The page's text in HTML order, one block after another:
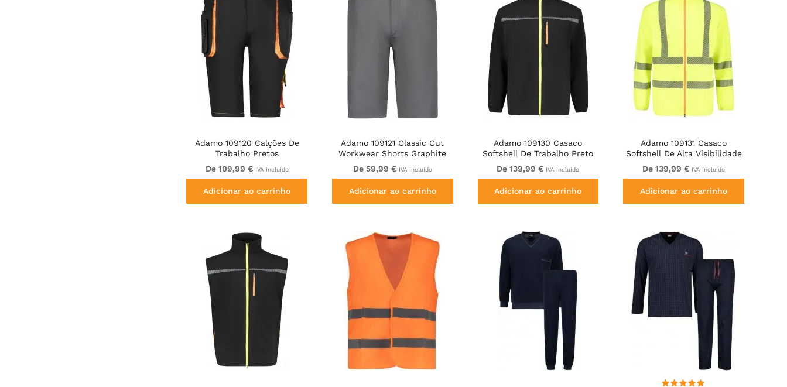
Adamo 109120 Calções De
Trabalho Pretos
De 109,99 € IVA incluído
Adicionar ao carrinho
Adamo 109121 Classic Cut
Workwear Shorts Graphite
Grey
De 59,99 € IVA incluído
Adicionar ao carrinho
Adamo 109130 Casaco
Softshell De Trabalho Preto
De 139,99 € IVA incluído
Adicionar ao carrinho
Adamo 109131 Casaco
Softshell De Alta Visibilidade
Amarelo
De 139,99 € IVA incluído
Adicionar ao carrinho